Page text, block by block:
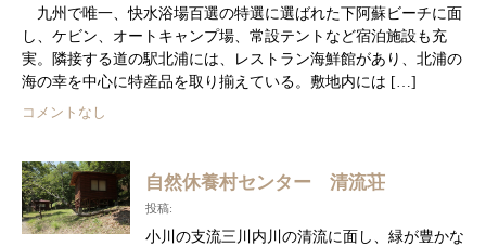
九州で唯一、快水浴場百選の特選に選ばれた下阿蘇ビーチに面
し、ケビン、オートキャンプ場、常設テントなど宿泊施設も充
実。隣接する道の駅北浦には、レストラン海鮮館があり、北浦の
海の幸を中心に特産品を取り揃えている。敷地内には […]
コメントなし
自然休養村センター 清流荘
投稿:
小川の支流三川内川の清流に面し、緑が豊かな